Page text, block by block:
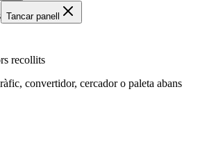
Tancar panell
recollits
convertidor, cercador o paleta abans